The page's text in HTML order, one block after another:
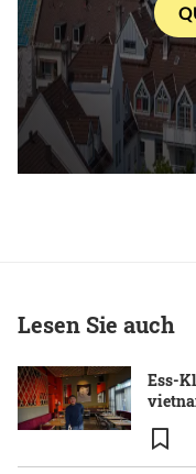
Lesen Sie auch
Ess-